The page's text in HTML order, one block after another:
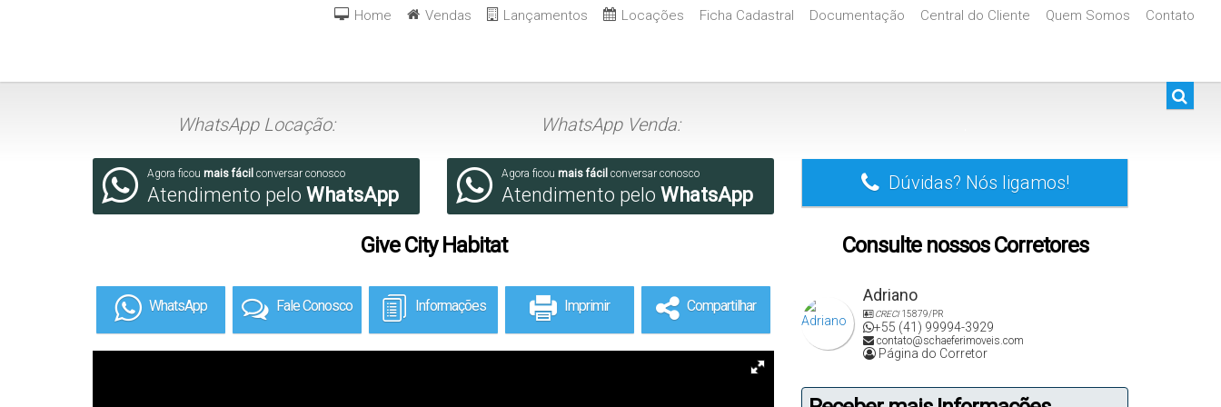
Contato
Quem Somos
Central do Cliente
Documentação
Ficha Cadastral
Locações
Lançamentos
Vendas
Home
WhatsApp Locação:
Agora ficou mais fácil conversar conosco
Atendimento pelo WhatsApp
WhatsApp Venda:
Agora ficou mais fácil conversar conosco
Atendimento pelo WhatsApp
Dúvidas? Nós ligamos!
Give City Habitat
WhatsApp Fale Conosco Informações Imprimir Compartilhar
Consulte nossos Corretores
Adriano
CRECI15879/PR
+55 (41) 99994-3929
contato@schaeferimoveis.com
Página do Corretor